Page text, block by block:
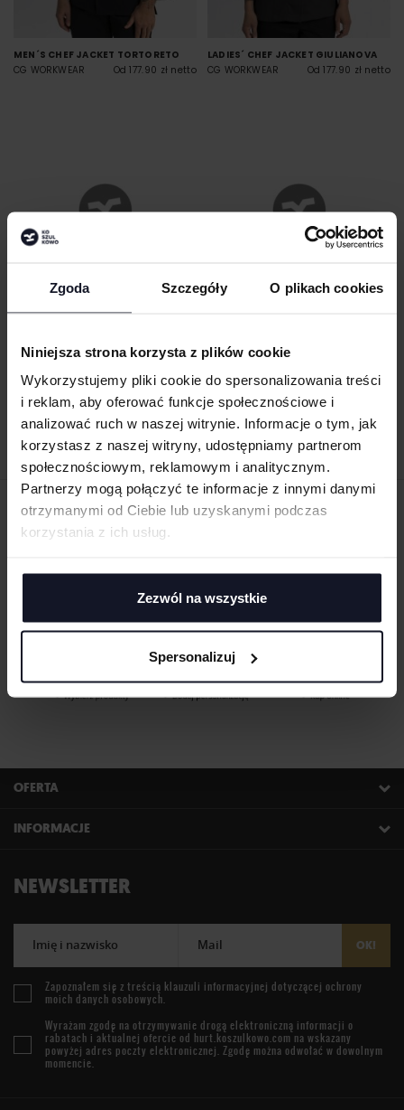
Zgoda Szczegóły O plikach cookies
Niniejsza strona korzysta z plików cookie
Wykorzystujemy pliki cookie do spersonalizowania treści
i reklam, aby oferować funkcje społecznościowe i
analizować ruch w naszej witrynie. Informacje o tym, jak
korzystasz z naszej witryny, udostępniamy partnerom
społecznościowym, reklamowym i analitycznym.
Partnerzy mogą połączyć te informacje z innymi danymi
otrzymanymi od Ciebie lub uzyskanymi podczas
korzystania z ich usług.
Zezwól na wszystkie
Spersonalizuj
MEN´S CHEF JACKET TORTORETO
CG WORKWEAR
Od 177.90 zł netto
LADIES´ CHEF JACKET GIULIANOVA
CG WORKWEAR
Od 177.90 zł netto
CG WORKWEAR
Od 168.55 zł netto
CG WORKWEAR
ZAMÓW PRODUKTY ZE ZNAKOWANIEM
OFERTA
INFORMACJE
NEWSLETTER
Imię i nazwisko Mail OK!
Zapoznałem się z treścią klauzuli informacyjnej dotyczącej ochrony
moich danych osobowych.
Wyrażam zgodę na otrzymywanie drogą elektroniczną informacji o
rabatach i aktualnej ofercie od hurt.koszulkowo.com na wskazany
powyżej adres poczty elektronicznej. Zgodę można odwołać w dowolnym
momencie.